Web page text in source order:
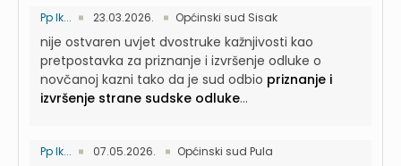
Pp Ik... 23.03.2026. Općinski sud Sisak
nije ostvaren uvjet dvostruke kažnjivosti kao
pretpostavka za priznanje i izvršenje odluke o
novčanoj kazni tako da je sud odbio priznanje i
izvršenje strane sudske odluke...
Pp Ik... 07.05.2026. Općinski sud Pula